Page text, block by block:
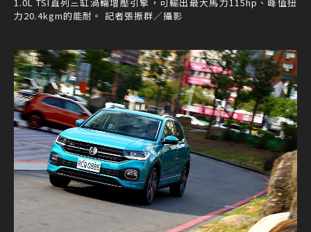
1.0L TSI直列三缸渦輪增壓引擎，可輸出最大馬力115hp、峰值扭
力20.4kgm的能耐。 記者張振群／攝影